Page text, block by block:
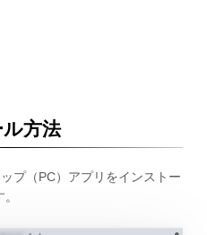
方法
プ（PC）アプリをインストー